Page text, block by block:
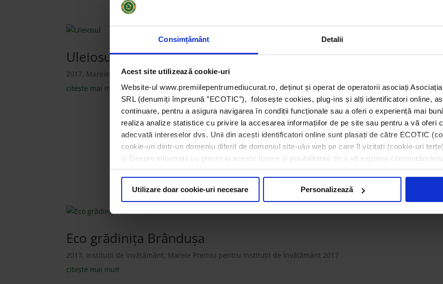
Consimțământ Detalii
Acest site utilizează cookie-uri
Website-ul www.premiilepentrumediucurat.ro, deținut și operat de operatorii asociați
SRL (denumiți împreună ”ECOTIC”), folosește cookies, plug-ins și alți identificatori online,
continuare, pentru a asigura navigarea în condiții funcționale sau a oferi o experiență mai
realiza analize statistice cu privire la accesarea informațiilor de pe site sau pentru a vă oferi
adecvată intereselor dvs. Unii din acești identificatori online sunt plasați de către ECOTIC
cookie-uri dintr-un domeniu diferit de domeniul site-ului web pe care îl vizitați (cookie-uri
și Despre informații cu privire la aceste fișiere și posibilitatea de a vă exprima
Utilizare doar cookie-uri necesare Personalizează
Uleiosul
2017, Marele Premiu pentru ONG 2017,ONG-uri
citește mai mult
Marele Premiu pentru Instituții de Învățământ:
Eco grădiniţa Brânduşa
2017, Instituții de învățământ, Marele Premiu pentru Instituții de Învățământ 2017
citește mai mult